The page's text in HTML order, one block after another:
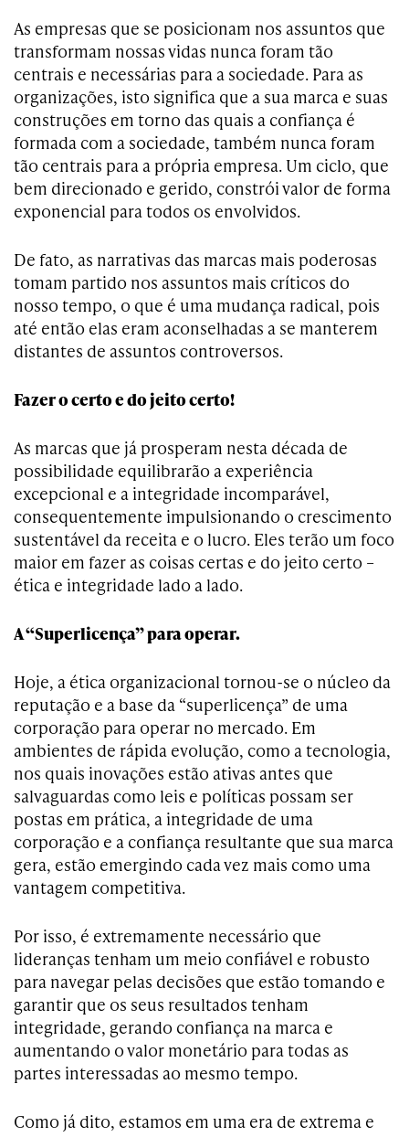
As empresas que se posicionam nos assuntos que
transformam nossas vidas nunca foram tão
centrais e necessárias para a sociedade. Para as
organizações, isto significa que a sua marca e suas
construções em torno das quais a confiança é
formada com a sociedade, também nunca foram
tão centrais para a própria empresa. Um ciclo, que
bem direcionado e gerido, constrói valor de forma
exponencial para todos os envolvidos.
De fato, as narrativas das marcas mais poderosas
tomam partido nos assuntos mais críticos do
nosso tempo, o que é uma mudança radical, pois
até então elas eram aconselhadas a se manterem
distantes de assuntos controversos.
Fazer o certo e do jeito certo!
As marcas que já prosperam nesta década de
possibilidade equilibrarão a experiência
excepcional e a integridade incomparável,
consequentemente impulsionando o crescimento
sustentável da receita e o lucro. Eles terão um foco
maior em fazer as coisas certas e do jeito certo –
ética e integridade lado a lado.
A “Superlicença” para operar.
Hoje, a ética organizacional tornou-se o núcleo da
reputação e a base da “superlicença” de uma
corporação para operar no mercado. Em
ambientes de rápida evolução, como a tecnologia,
nos quais inovações estão ativas antes que
salvaguardas como leis e políticas possam ser
postas em prática, a integridade de uma
corporação e a confiança resultante que sua marca
gera, estão emergindo cada vez mais como uma
vantagem competitiva.
Por isso, é extremamente necessário que
lideranças tenham um meio confiável e robusto
para navegar pelas decisões que estão tomando e
garantir que os seus resultados tenham
integridade, gerando confiança na marca e
aumentando o valor monetário para todas as
partes interessadas ao mesmo tempo.
Como já dito, estamos em uma era de extrema e